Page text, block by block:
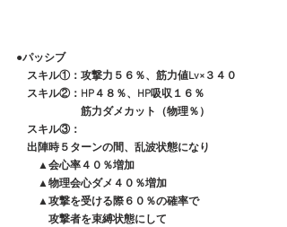
●パッシブ
スキル①：攻撃力５６％、筋力値Lv×３４０
スキル②：HP４８％、HP吸収１６％
筋力ダメカット（物理％）
スキル③：
出陣時５ターンの間、乱波状態になり
▲会心率４０％増加
▲物理会心ダメ４０％増加
▲攻撃を受ける際６０％の確率で
攻撃者を束縛状態にして